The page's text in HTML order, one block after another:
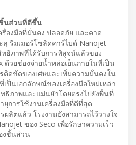
นส่วนที่ดีขึ้น
องมือที่มั่นคง ปลอดภัย และคาด
รีมเมอร์โซลิดคาร์ไบด์ Nanojet
ธิภาพที่ได้รับการพิสูจน์แล้วของ
วยช่องจ่ายน้ำหล่อเย็นภายในที่เป็น
ดขัดของเศษและเพิ่มความมั่นคงใน
ป็นเอกลักษณ์ของเครื่องมือใหม่เหล่า
ธิภาพและแม่นยำโดยตรงไปยังพื้นที่
ยุการใช้งานเครื่องมือที่ดีที่สุด
ผลิตแล้ว โรงงานยังสามารถไว้วางใจ
ของ Seco เพื่อรักษาความเร็ว
งชิ้นส่วน